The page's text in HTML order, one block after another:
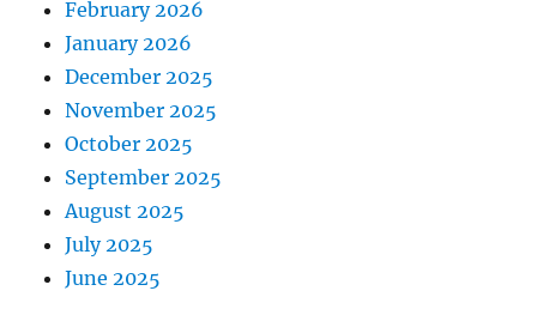
February 2026
January 2026
December 2025
November 2025
October 2025
September 2025
August 2025
July 2025
June 2025